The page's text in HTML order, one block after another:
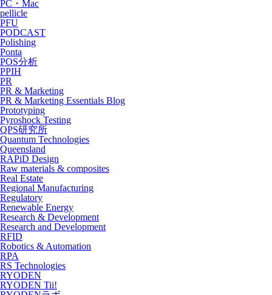
PC・Mac
pellicle
PFU
PODCAST
Polishing
Ponta
POS分析
PPIH
PR
PR & Marketing
PR & Marketing Essentials Blog
Prototyping
Pyroshock Testing
QPS研究所
Quantum Technologies
Queensland
RAPiD Design
Raw materials & composites
Real Estate
Regional Manufacturing
Regulatory
Renewable Energy
Research & Development
Research and Development
RFID
Robotics & Automation
RPA
RS Technologies
RYODEN
RYODEN Tii!